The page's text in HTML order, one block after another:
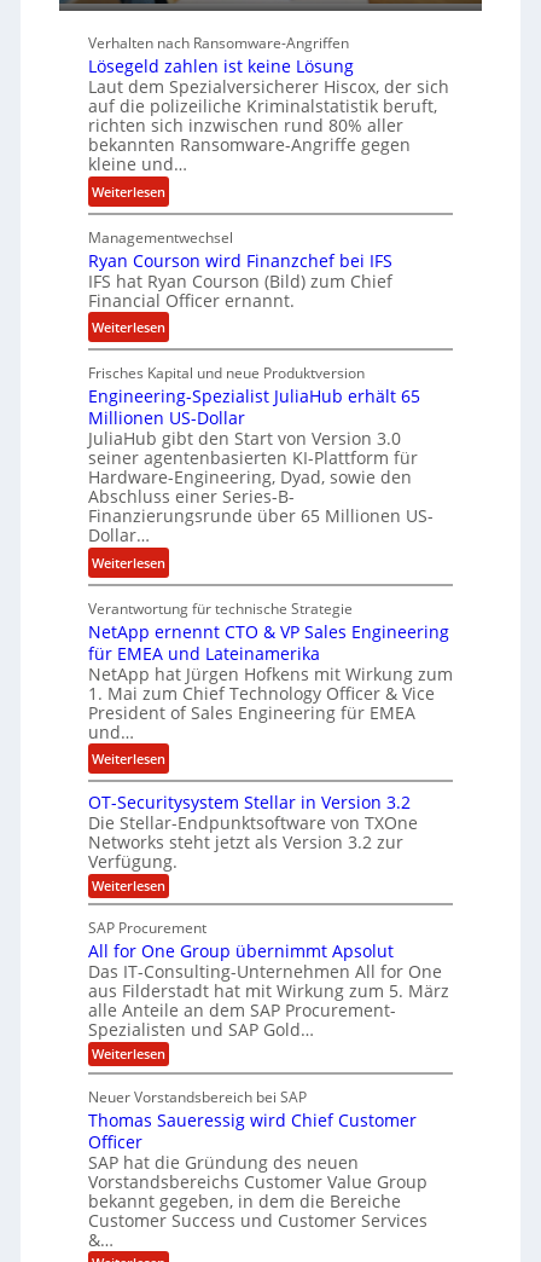
r
r
e
i
t
e
n
z
u
s
a
m
m
e
n
Verhalten nach Ransomware-Angriffen
Lösegeld zahlen ist keine Lösung
Laut dem Spezialversicherer Hiscox, der sich
auf die polizeiliche Kriminalstatistik beruft,
richten sich inzwischen rund 80% aller
bekannten Ransomware-Angriffe gegen
kleine und…
Weiterlesen:
L
ö
s
e
g
e
l
d
z
a
h
l
e
n
s
t
k
e
n
e
L
ö
s
u
n
g
Managementwechsel
Ryan Courson wird Finanzchef bei IFS
IFS hat Ryan Courson (Bild) zum Chief
Financial Officer ernannt.
Weiterlesen:
R
y
a
n
C
o
u
r
o
n
i
r
d
F
i
n
a
n
z
c
h
e
f
b
e
i
I
F
S
Frisches Kapital und neue Produktversion
Engineering-Spezialist JuliaHub erhält 65
Millionen US-Dollar
JuliaHub gibt den Start von Version 3.0
seiner agentenbasierten KI-Plattform für
Hardware-Engineering, Dyad, sowie den
Abschluss einer Series-B-
Finanzierungsrunde über 65 Millionen US-
Dollar…
Weiterlesen:
E
n
g
n
e
e
r
i
g
S
p
e
z
i
a
l
i
s
t
u
i
a
H
u
b
Verantwortung für technische Strategie
NetApp ernennt CTO & VP Sales Engineering
für EMEA und Lateinamerika
NetApp hat Jürgen Hofkens mit Wirkung zum
1. Mai zum Chief Technology Officer & Vice
President of Sales Engineering für EMEA
und…
Weiterlesen:
N
e
t
A
p
p
n
e
n
n
t
C
T
O
V
P
S
OT-Securitysystem Stellar in Version 3.2
Die Stellar-Endpunktsoftware von TXOne
Networks steht jetzt als Version 3.2 zur
Verfügung.
Weiterlesen:
O
-
S
e
c
u
r
i
t
y
y
s
e
m
S
t
e
l
SAP Procurement
All for One Group übernimmt Apsolut
Das IT-Consulting-Unternehmen All for One
aus Filderstadt hat mit Wirkung zum 5. März
alle Anteile an dem SAP Procurement-
Spezialisten und SAP Gold…
Weiterlesen:
A
l
f
r
O
n
e
G
o
Neuer Vorstandsbereich bei SAP
Thomas Saueressig wird Chief Customer
Officer
SAP hat die Gründung des neuen
Vorstandsbereichs Customer Value Group
bekannt gegeben, in dem die Bereiche
Customer Success und Customer Services
&…